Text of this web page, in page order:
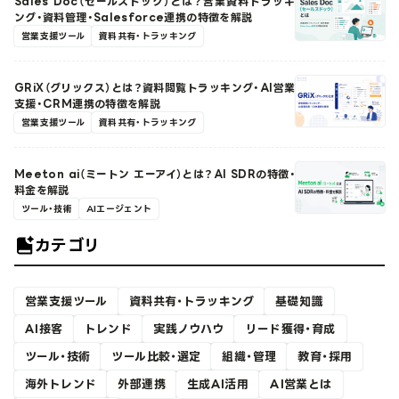
ング・資料管理・Salesforce連携の特徴を解説
営業支援ツール 資料共有・トラッキング
GRiX（グリックス）とは？資料閲覧トラッキング・AI営業
支援・CRM連携の特徴を解説
営業支援ツール 資料共有・トラッキング
Meeton ai（ミートン エーアイ）とは？AI SDRの特徴・
料金を解説
ツール・技術 AIエージェント
カテゴリ
営業支援ツール 資料共有・トラッキング 基礎知識
AI接客 トレンド 実践ノウハウ リード獲得・育成
ツール・技術 ツール比較・選定 組織・管理 教育・採用
海外トレンド 外部連携 生成AI活用 AI営業とは